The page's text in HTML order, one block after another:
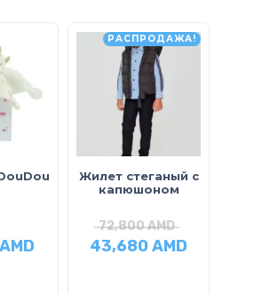
AMD
РАСПРОДАЖА!
Жилет стеганый с
капюшоном
72,800AMD
43,680AMD